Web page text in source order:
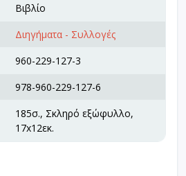
Βιβλίο
Διηγήματα - Συλλογές
960-229-127-3
978-960-229-127-6
185σ., Σκληρό εξώφυλλο,
17x12εκ.